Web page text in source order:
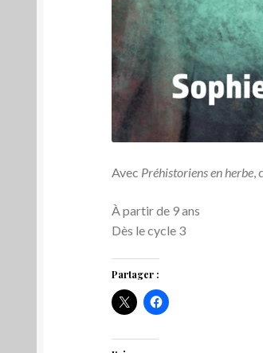
Avec Préhistoriens en herbe,
À partir de 9 ans
Dès le cycle 3
Partager :